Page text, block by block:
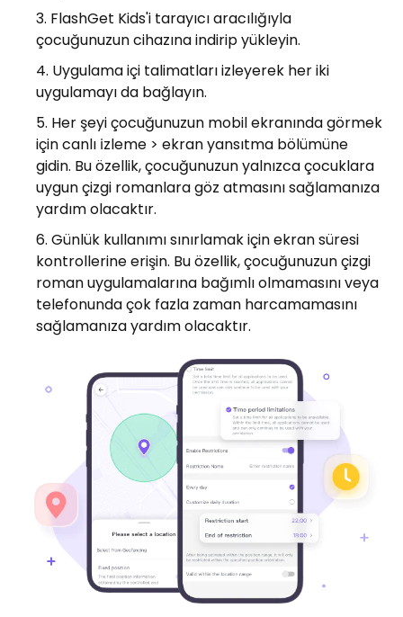
FlashGet Kids'i tarayıcı aracılığıyla
çocuğunuzun cihazına indirip yükleyin.
Uygulama içi talimatları izleyerek her iki
uygulamayı da bağlayın.
Her şeyi çocuğunuzun mobil ekranında görmek
için canlı i̇zleme > ekran yansıtma bölümüne
gidin. Bu özellik, çocuğunuzun yalnızca çocuklara
uygun çizgi romanlara göz atmasını sağlamanıza
yardım olacaktır.
Günlük kullanımı sınırlamak için ekran süresi
kontrollerine erişin. Bu özellik, çocuğunuzun çizgi
roman uygulamalarına bağımlı olmamasını veya
telefonunda çok fazla zaman harcamamasını
sağlamanıza yardım olacaktır.